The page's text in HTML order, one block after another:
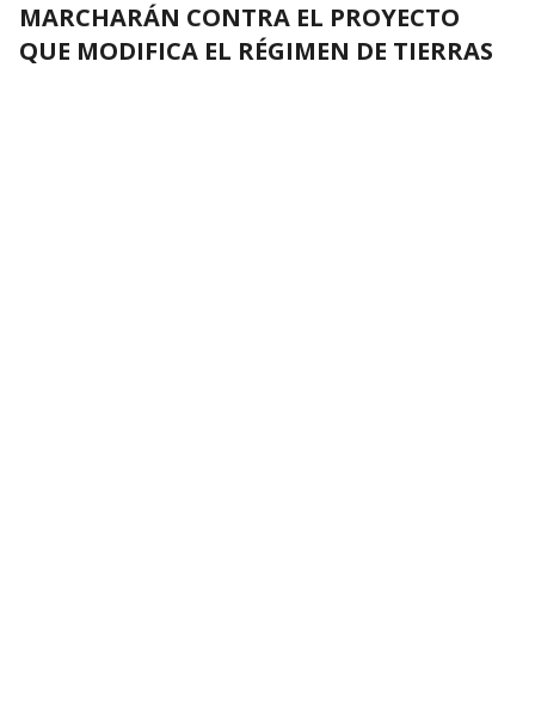
MARCHARÁN CONTRA EL PROYECTO
QUE MODIFICA EL RÉGIMEN DE TIERRAS